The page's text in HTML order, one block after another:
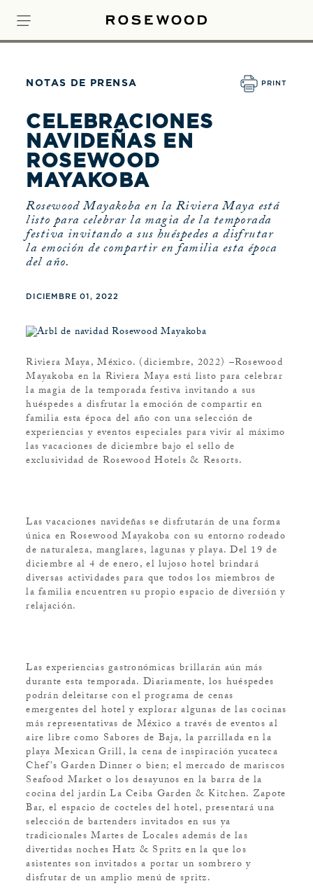
NOTAS DE PRENSA PRINT
CELEBRACIONES
NAVIDEÑAS EN
ROSEWOOD
MAYAKOBA
Rosewood Mayakoba en la Riviera Maya está
listo para celebrar la magia de la temporada
festiva invitando a sus huéspedes a disfrutar
la emoción de compartir en familia esta época
del año.
DICIEMBRE 01, 2022
Riviera Maya, México. (diciembre, 2022) –Rosewood
Mayakoba en la Riviera Maya está listo para celebrar
la magia de la temporada festiva invitando a sus
huéspedes a disfrutar la emoción de compartir en
familia esta época del año con una selección de
experiencias y eventos especiales para vivir al máximo
las vacaciones de diciembre bajo el sello de
exclusividad de Rosewood Hotels & Resorts.
Las vacaciones navideñas se disfrutarán de una forma
única en Rosewood Mayakoba con su entorno rodeado
de naturaleza, manglares, lagunas y playa. Del 19 de
diciembre al 4 de enero, el lujoso hotel brindará
diversas actividades para que todos los miembros de
la familia encuentren su propio espacio de diversión y
relajación.
Las experiencias gastronómicas brillarán aún más
durante esta temporada. Diariamente, los huéspedes
podrán deleitarse con el programa de cenas
emergentes del hotel y explorar algunas de las cocinas
más representativas de México a través de eventos al
aire libre como Sabores de Baja, la parrillada en la
playa Mexican Grill, la cena de inspiración yucateca
Chef’s Garden Dinner o bien; el mercado de mariscos
Seafood Market o los desayunos en la barra de la
cocina del jardín La Ceiba Garden & Kitchen. Zapote
Bar, el espacio de cocteles del hotel, presentará una
selección de bartenders invitados en sus ya
tradicionales Martes de Locales además de las
divertidas noches Hatz & Spritz en la que los
asistentes son invitados a portar un sombrero y
disfrutar de un amplio menú de spritz.